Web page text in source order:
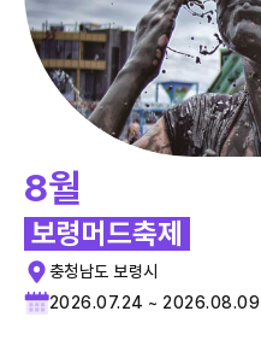
8월
보령머드축제
충청남도 보령시
2026.07.24 ~ 2026.08.09